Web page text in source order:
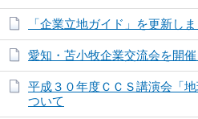
「企業立地ガイド」を更新し
愛知・苫小牧企業交流会を開
平成３０年度ＣＣＳ講演会「
ついて